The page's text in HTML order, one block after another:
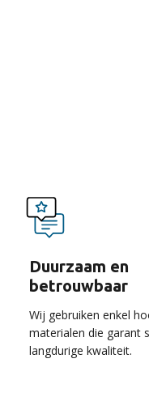
Duurzaam en
betrouwbaar
Wij gebruiken enkel
materialen die garant
langdurige kwaliteit.